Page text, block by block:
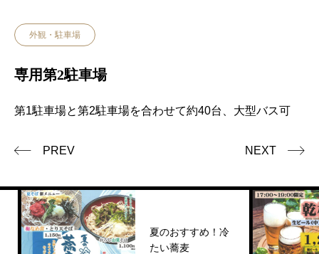
外観・駐車場
専用第2駐車場
第1駐車場と第2駐車場を合わせて約40台、大型バス可
PREV NEXT
夏のおすすめ！冷
たい蕎麦